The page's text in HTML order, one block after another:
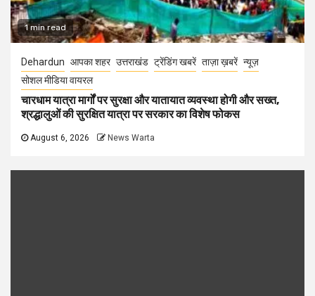
1 min read
Dehardun आपका शहर उत्तराखंड ट्रेंडिंग खबरें ताज़ा ख़बरें न्यूज़
सोशल मीडिया वायरल
चारधाम यात्रा मार्गों पर सुरक्षा और यातायात व्यवस्था होगी और सख्त,
श्रद्धालुओं की सुरक्षित यात्रा पर सरकार का विशेष फोकस
August 6, 2026 News Warta